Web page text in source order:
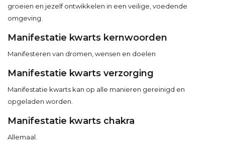
groeien en jezelf ontwikkelen in een veilige, voedende
omgeving.
Manifestatie kwarts kernwoorden
Manifesteren van dromen, wensen en doelen
Manifestatie kwarts verzorging
Manifestatie kwarts kan op alle manieren gereinigd en
opgeladen worden.
Manifestatie kwarts chakra
Allemaal.